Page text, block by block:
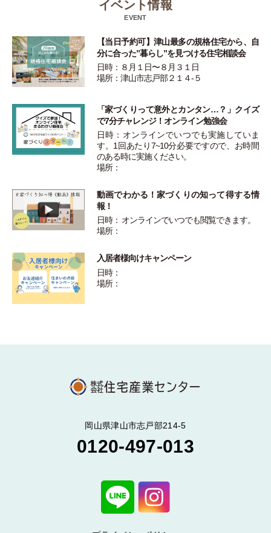
イベント情報
EVENT
【当日予約可】津山最多の規格住宅から、自
分に合った”暮らし”を見つける住宅相談会
日時：８月１日〜８月３１日
場所：津山市志戸部２１４-５
「家づくりって意外とカンタン…？」クイズ
で7分チャレンジ！オンライン勉強会
日時：オンラインでいつでも実施していま
す。1回あたり7~10分必要ですので、お時間
のある時に実施ください。
場所：
動画でわかる！家づくりの知って得する情
報！
日時： オンラインでいつでも閲覧できます。
場所：
入居者様向けキャンペーン
日時：
場所：
岡山県津山市志戸部214-5
0120-497-013